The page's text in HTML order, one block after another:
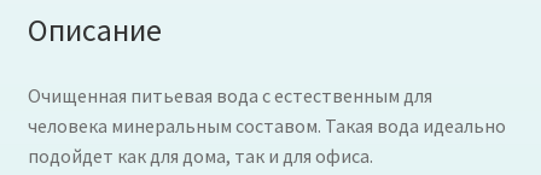
Описание
Очищенная питьевая вода с естественным для
человека минеральным составом. Такая вода идеально
подойдет как для дома, так и для офиса.